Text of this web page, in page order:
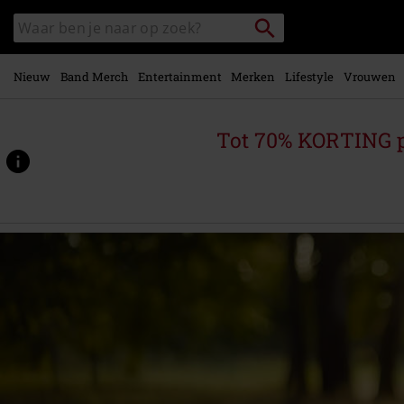
naar
hoofdinhoud
Zoek
in
catalogus
Packstation
zoeken
Nieuw Band Merch Entertainment Merken Lifestyle Vrouwen
Tot 70% KORTING